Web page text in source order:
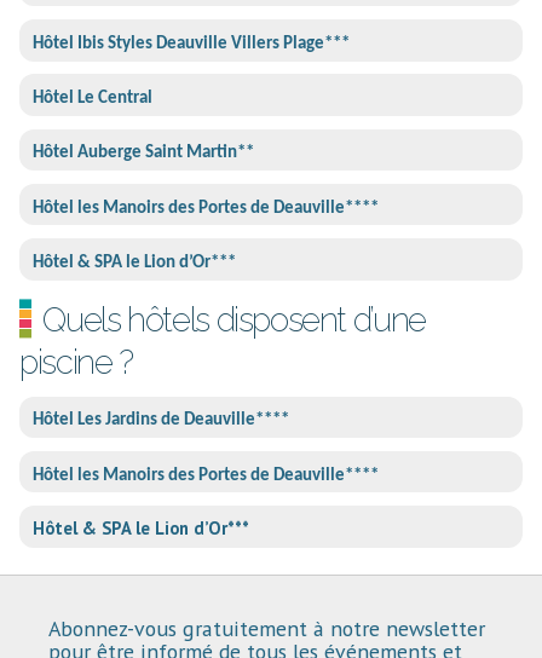
Hôtel Ibis Styles Deauville Villers Plage***
Hôtel Le Central
Hôtel Auberge Saint Martin**
Hôtel les Manoirs des Portes de Deauville****
Hôtel & SPA le Lion d’Or***
Quels hôtels disposent d’une
piscine ?
Hôtel Les Jardins de Deauville****
Hôtel les Manoirs des Portes de Deauville****
Hôtel & SPA le Lion d’Or***
Abonnez-vous gratuitement à notre newsletter
pour être informé de tous les événements et